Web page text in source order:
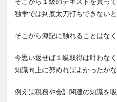
独学では到底太刀打ちできない
そこから簿記に触れることはな
今思い返せば１級取得は叶わな
知識向上に努めればよかったかな
例えば税務や会計関連の知識を